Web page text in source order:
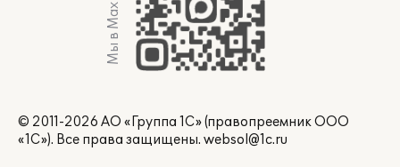
Мы в Max
© 2011-2026 АО «Группа 1С» (правопреемник ООО
«1С»). Все права защищены. websol@1c.ru